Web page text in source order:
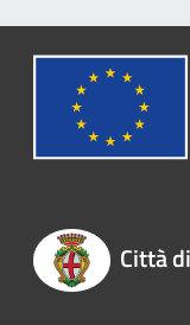
Città